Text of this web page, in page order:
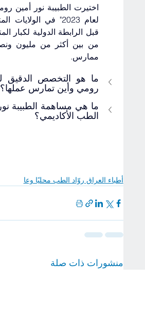
ممارس.
رومي وأين تمارس عملها؟
الطب الأكاديمي؟
أطباء العراق روّاد الطب محليًا وعا
منشورات ذات صلة